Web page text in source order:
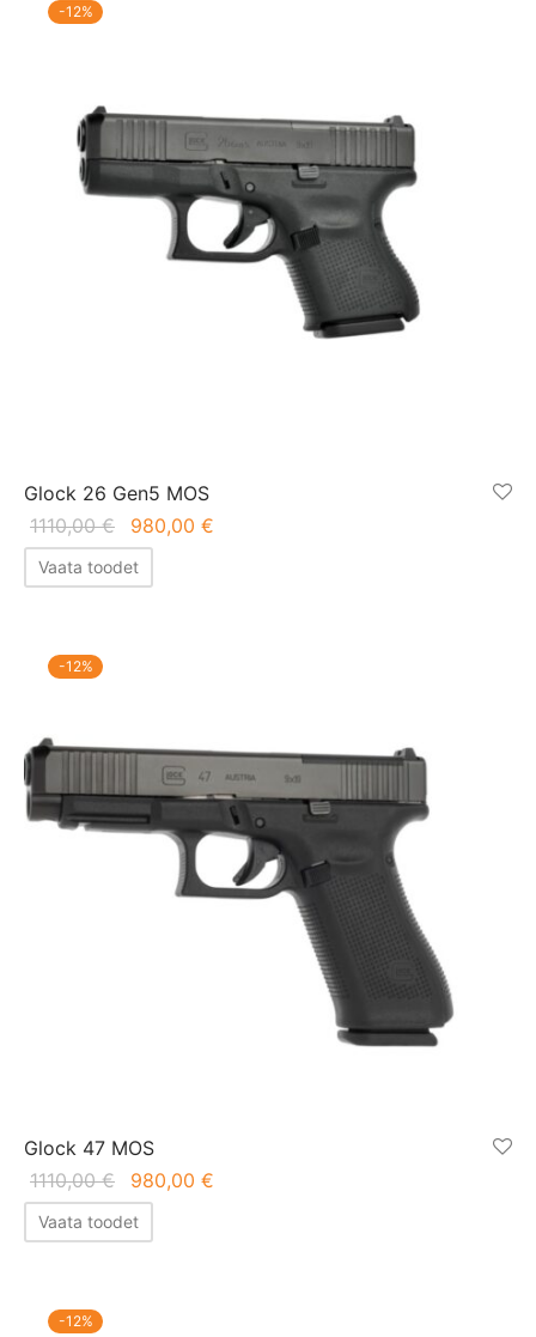
-12%
Glock 26 Gen5 MOS
1110,00€
Algne
hind oli:
1110,00 €.
980,00 €
Vaata toodet
-12%
Glock 47 MOS
1110,00€
Algne
hind oli:
1110,00 €.
980,00 €
Vaata toodet
-12%